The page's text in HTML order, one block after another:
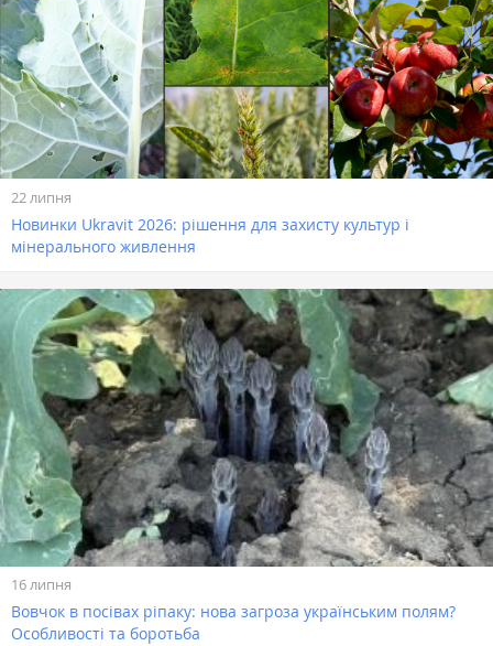
22 липня
Новинки Ukravit 2026: рішення для захисту культур і
мінерального живлення
16 липня
Вовчок в посівах ріпаку: нова загроза українським полям?
Особливості та боротьба